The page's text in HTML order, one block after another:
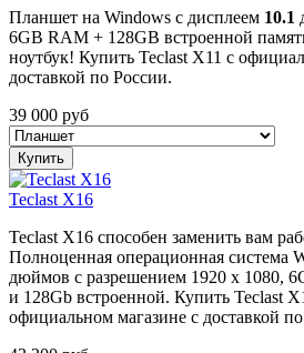
Планшет на Windows с дисплеем 10.1
6GB RAM + 128GB встроенной
ноутбук! Купить Teclast X11 с
доставкой по России.
39 000 руб
Купить
Teclast X16
Teclast X16 способен заменить вам
Полноценная операционная система
дюймов с разрешением 1920 x 1080,
и 128Gb встроенной. Купить Teclast
официальном магазине с доставкой